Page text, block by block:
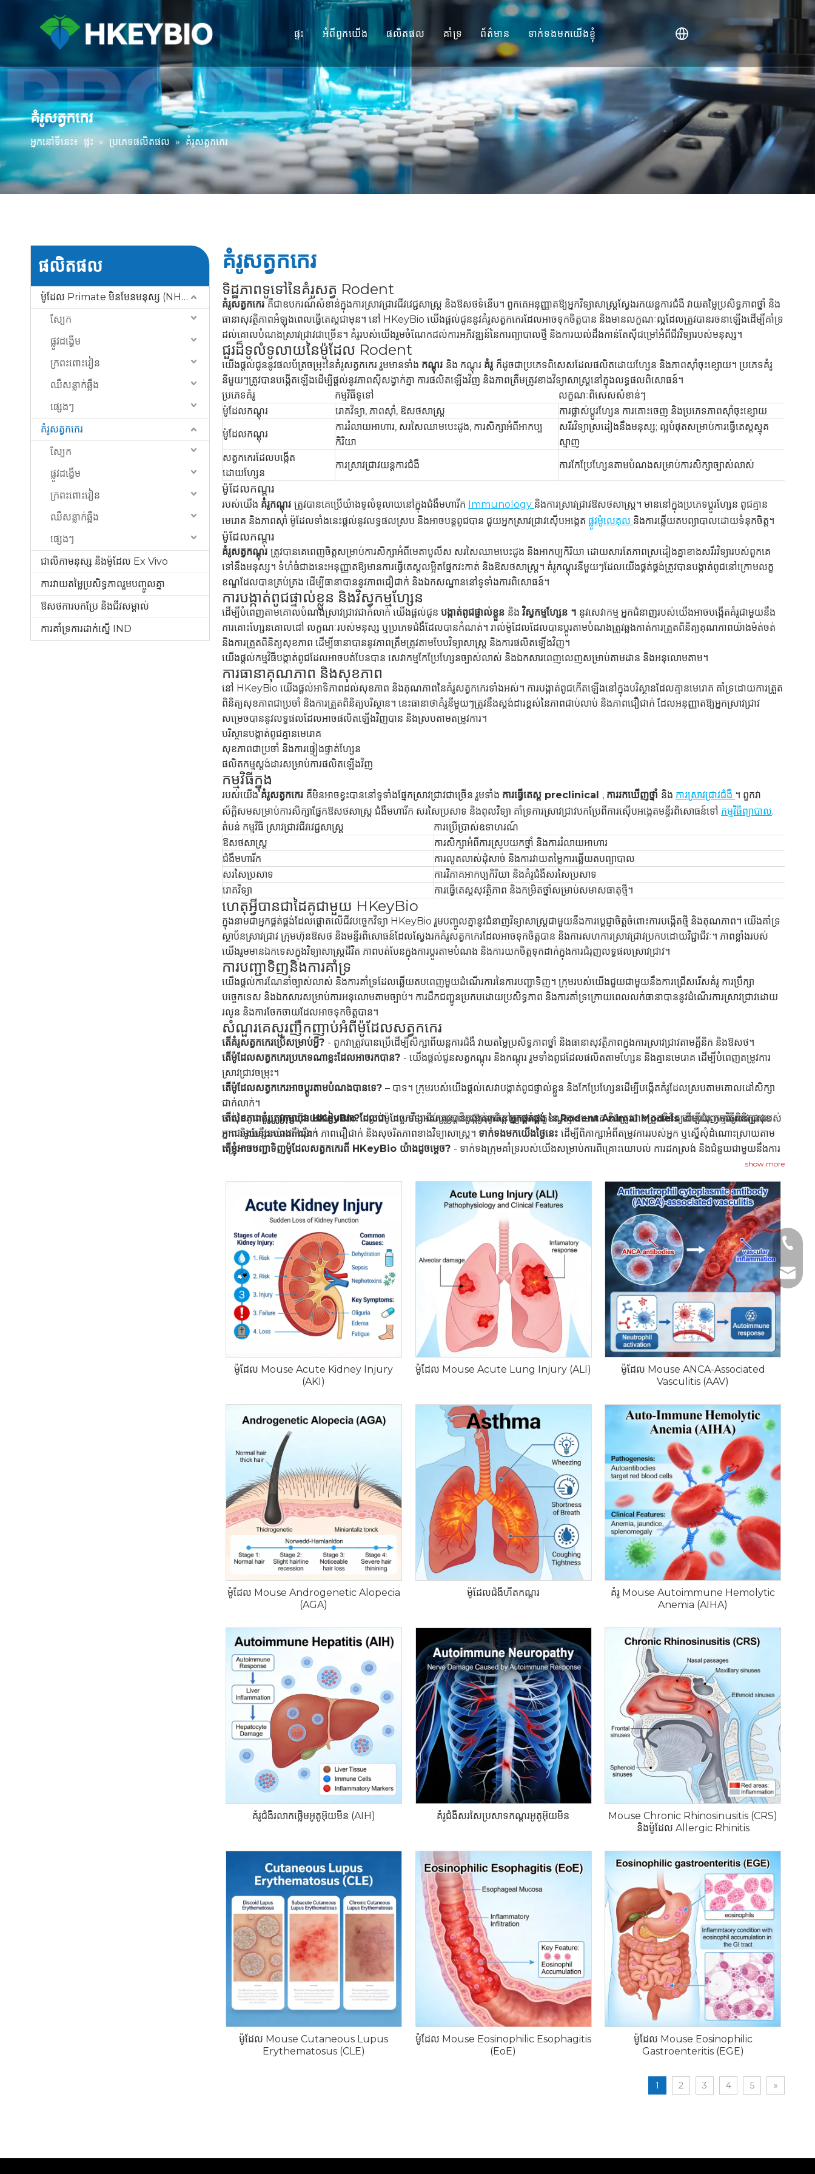
ផ្ទះ អំពីពួកយើង ផលិតផល
ម៉ូដែល Primate មិនមែនមនុស្ស (NHP)
គំរូសត្វកកេរ
ជាលិកាមនុស្ស និងម៉ូដែល Ex Vivo
ការវាយតម្លៃប្រសិទ្ធភាពរួមបញ្ចូលគ្នា
ឱសថការបកប្រែ និងជីវសម្គាល់
ការគាំទ្រការដាក់ស្នើ IND
គាំទ្រ
សេវាកម្ម
ទាញយក
សំណួរគេសួរញឹកញាប់
សក្ខីកម្មរបស់អតិថិជន
ព័ត៌មាន ទាក់ទងមកយើងខ្ញុំ
គំរូសត្វកកេរ
អ្នកនៅទីនេះ៖ ផ្ទះ » ប្រភេទផលិតផល » គំរូសត្វកកេរ
ផលិតផល
ម៉ូដែល Primate មិនមែនមនុស្ស (NHP)
ស្បែក
ផ្លូវដង្ហើម
ក្រពះពោះវៀន
ឈឺសន្លាក់ឆ្អឹង
ផ្សេងៗ
គំរូសត្វកកេរ
ស្បែក
ផ្លូវដង្ហើម
ក្រពះពោះវៀន
ឈឺសន្លាក់ឆ្អឹង
ផ្សេងៗ
ជាលិកាមនុស្ស និងម៉ូដែល Ex Vivo
ការវាយតម្លៃប្រសិទ្ធភាពរួមបញ្ចូលគ្នា
ឱសថការបកប្រែ និងជីវសម្គាល់
ការគាំទ្រការដាក់ស្នើ IND
គំរូសត្វកកេរ
ទិដ្ឋភាពទូទៅនៃគំរូសត្វ Rodent
គំរូសត្វកកេរ គឺជាឧបករណ៍សំខាន់ក្នុងការស្រាវជ្រាវជីវវេជ្ជសាស្ត្រ និងឱសថទំនើប។ ពួកគេអនុញ្ញាតឱ្យអ្នកវិទ្យាសាស្ត្រស្វែងរកយន្តការជំងឺ វាយតម្លៃប្រសិទ្ធភាពថ្នាំ និង
ធានាសុវត្ថិភាពអំឡុងពេលធ្វើតេស្តជាមុន។ នៅ HKeyBio យើងផ្តល់ជូននូវគំរូសត្វកកេរដែលអាចទុកចិត្តបាន និងមានលក្ខណៈល្អដែលត្រូវបានរចនាឡើងដើម្បីគាំទ្រ
ដល់គោលបំណងស្រាវជ្រាវជាច្រើន។ គំរូរបស់យើងរួមចំណែកដល់ការអភិវឌ្ឍន៍នៃការព្យាបាលថ្មី និងការយល់ដឹងកាន់តែស៊ីជម្រៅអំពីជីវវិទ្យារបស់មនុស្ស។
ជួរដ៏ទូលំទូលាយនៃម៉ូដែល Rodent
យើងផ្តល់ជូននូវផលប័ត្រចម្រុះនៃគំរូសត្វកកេរ រួមមានទាំង កណ្តុរ និង កណ្តុរ គំរូ ក៏ដូចជាប្រភេទពិសេសដែលផលិតដោយហ្សែន និងភាពស៊ាំចុះខ្សោយ។ ប្រភេទគំរូ
នីមួយៗត្រូវបានបង្កើតឡើងដើម្បីផ្តល់នូវភាពស៊ីសង្វាក់គ្នា ការផលិតឡើងវិញ និងភាពត្រឹមត្រូវខាងវិទ្យាសាស្ត្រនៅក្នុងលទ្ធផលពិសោធន៍។
ប្រភេទគំរូ
កម្មវិធីទូទៅ
លក្ខណៈពិសេសសំខាន់ៗ
ម៉ូដែលកណ្តុរ
រោគវិទ្យា, ភាពស៊ាំ, ឱសថសាស្ត្រ
ការផ្លាស់ប្តូរហ្សែន ការគោះចេញ និងប្រភេទភាពស៊ាំចុះខ្សោយ
ម៉ូដែលកណ្តុរ
ការរំលាយអាហារ, សរសៃឈាមបេះដូង, ការសិក្សាអំពីអាកប្ប
កិរិយា
សរីរវិទ្យាស្រដៀងនឹងមនុស្ស; ល្អបំផុតសម្រាប់ការធ្វើតេស្តស្មុគ
ស្មាញ
សត្វកកេរដែលបង្កើត
ដោយហ្សែន
ការស្រាវជ្រាវយន្តការជំងឺ ការកែប្រែហ្សែនតាមបំណងសម្រាប់ការសិក្សាច្បាស់លាស់
ម៉ូដែលកណ្តុរ
របស់យើង គំរូកណ្តុរ ត្រូវបានគេប្រើយ៉ាងទូលំទូលាយនៅក្នុងជំងឺមហារីក Immunology និងការស្រាវជ្រាវឱសថសាស្ត្រ។ មាននៅក្នុងប្រភេទប្តូរហ្សែន ពូជគ្មាន
មេរោគ និងភាពស៊ាំ ម៉ូដែលទាំងនេះផ្តល់នូវលទ្ធផលស្រប និងអាចបន្តពូជបាន ជួយអ្នកស្រាវជ្រាវស៊ើបអង្កេត ផ្លូវម៉ូលេគុល និងការឆ្លើយតបព្យាបាលដោយទំនុកចិត្ត។
ម៉ូដែលកណ្តុរ
គំរូសត្វកណ្តុរ ត្រូវបានគេពេញចិត្តសម្រាប់ការសិក្សាអំពីមេតាបូលីស សរសៃឈាមបេះដូង និងអាកប្បកិរិយា ដោយសារតែភាពស្រដៀងគ្នាខាងសរីរវិទ្យារបស់ពួកគេ
ទៅនឹងមនុស្ស។ ទំហំធំជាងនេះអនុញ្ញាតឱ្យមានការធ្វើតេស្តលម្អិតផ្នែកវះកាត់ និងឱសថសាស្ត្រ។ គំរូកណ្តុរនីមួយៗដែលយើងផ្គត់ផ្គង់ត្រូវបានបង្កាត់ពូជនៅក្រោមលក្ខ
ខណ្ឌដែលបានគ្រប់គ្រង ដើម្បីធានាបាននូវភាពជឿជាក់ និងឯកសណ្ឋាននៅទូទាំងការពិសោធន៍។
ការបង្កាត់ពូជផ្ទាល់ខ្លួន និងវិស្វកម្មហ្សែន
ដើម្បីបំពេញតាមគោលបំណងស្រាវជ្រាវជាក់លាក់ យើងផ្តល់ជូន បង្កាត់ពូជផ្ទាល់ខ្លួន និង វិស្វកម្មហ្សែន ។ នូវសេវាកម្ម អ្នកជំនាញរបស់យើងអាចបង្កើតគំរូជាមួយនឹង
ការគោះហ្សែនគោលដៅ លក្ខណៈរបស់មនុស្ស ឬប្រភេទជំងឺដែលបានកំណត់។ រាល់ម៉ូដែលដែលបានប្ដូរតាមបំណងត្រូវឆ្លងកាត់ការត្រួតពិនិត្យគុណភាពយ៉ាងម៉ត់ចត់
និងការត្រួតពិនិត្យសុខភាព ដើម្បីធានាបាននូវភាពត្រឹមត្រូវតាមបែបវិទ្យាសាស្ត្រ និងការផលិតឡើងវិញ។
យើងផ្តល់កម្មវិធីបង្កាត់ពូជដែលអាចបត់បែនបាន សេវាកម្មកែប្រែហ្សែនច្បាស់លាស់ និងឯកសារពេញលេញសម្រាប់តាមដាន និងអនុលោមតាម។
ការធានាគុណភាព និងសុខភាព
នៅ HKeyBio យើងផ្តល់អាទិភាពដល់សុខភាព និងគុណភាពនៃគំរូសត្វកកេរទាំងអស់។ ការបង្កាត់ពូជកើតឡើងនៅក្នុងបរិស្ថានដែលគ្មានមេរោគ គាំទ្រដោយការត្រួត
ពិនិត្យសុខភាពជាប្រចាំ និងការត្រួតពិនិត្យបរិស្ថាន។ នេះធានាថាគំរូនីមួយៗត្រូវនឹងស្តង់ដារខ្ពស់នៃភាពជាប់លាប់ និងភាពជឿជាក់ ដែលអនុញ្ញាតឱ្យអ្នកស្រាវជ្រាវ
សម្រេចបាននូវលទ្ធផលដែលអាចផលិតឡើងវិញបាន និងស្របតាមតម្រូវការ។
បរិស្ថានបង្កាត់ពូជគ្មានមេរោគ
សុខភាពជាប្រចាំ និងការផ្ទៀងផ្ទាត់ហ្សែន
ផលិតកម្មស្តង់ដារសម្រាប់ការផលិតឡើងវិញ
កម្មវិធីក្នុង
របស់យើងគំរូសត្វកកេរ គឺមិនអាចខ្វះបាននៅទូទាំងផ្នែកស្រាវជ្រាវជាច្រើន រួមទាំង ការធ្វើតេស្ត preclinical , ការរកឃើញថ្នាំ និង ការស្រាវជ្រាវជំងឺ ។ ពួកវា
ស័ក្តិសមសម្រាប់ការសិក្សាផ្នែកឱសថសាស្ត្រ ជំងឺមហារីក សរសៃប្រសាទ និងពុលវិទ្យា គាំទ្រការស្រាវជ្រាវបកប្រែពីការស៊ើបអង្កេតមន្ទីរពិសោធន៍ទៅ កម្មវិធីព្យាបាល.
តំបន់ កម្មវិធី ស្រាវជ្រាវជីវវេជ្ជសាស្ត្រ
ការប្រើប្រាស់ឧទាហរណ៍
ឱសថសាស្ត្រ
ការសិក្សាអំពីការស្រូបយកថ្នាំ និងការរំលាយអាហារ
ជំងឺមហារីក
ការលូតលាស់ដុំសាច់ និងការវាយតម្លៃការឆ្លើយតបព្យាបាល
សរសៃប្រសាទ
ការវិភាគអាកប្បកិរិយា និងគំរូជំងឺសរសៃប្រសាទ
រោគវិទ្យា
ការធ្វើតេស្តសុវត្ថិភាព និងកម្រិតថ្នាំសម្រាប់សមាសធាតុថ្មី។
ហេតុអ្វីបានជាដៃគូជាមួយ HKeyBio
ក្នុងនាមជាអ្នកផ្គត់ផ្គង់ដែលផ្តោតលើជីវបច្ចេកវិទ្យា HKeyBio រួមបញ្ចូលគ្នានូវជំនាញវិទ្យាសាស្ត្រជាមួយនឹងការប្តេជ្ញាចិត្តចំពោះការបង្កើតថ្មី និងគុណភាព។ យើងគាំទ្រ
ស្ថាប័នស្រាវជ្រាវ ក្រុមហ៊ុនឱសថ និងមន្ទីរពិសោធន៍ដែលស្វែងរកគំរូសត្វកកេរដែលអាចទុកចិត្តបាន និងការសហការស្រាវជ្រាវប្រកបដោយវិជ្ជាជីវៈ។ ភាពខ្លាំងរបស់
យើងរួមមានឯកទេសក្នុងវិទ្យាសាស្ត្រជីវិត ភាពបត់បែនក្នុងការប្ដូរតាមបំណង និងការយកចិត្តទុកដាក់ក្នុងការជំរុញលទ្ធផលស្រាវជ្រាវ។
ការបញ្ជាទិញនិងការគាំទ្រ
យើងផ្តល់ការណែនាំច្បាស់លាស់ និងការគាំទ្រដែលឆ្លើយតបពេញមួយដំណើរការនៃការបញ្ជាទិញ។ ក្រុមរបស់យើងជួយជាមួយនឹងការជ្រើសរើសគំរូ ការប្រឹក្សា
បច្ចេកទេស និងឯកសារសម្រាប់ការអនុលោមតាមច្បាប់។ ការដឹកជញ្ជូនប្រកបដោយប្រសិទ្ធភាព និងការគាំទ្រក្រោយពេលលក់ធានាបាននូវដំណើរការស្រាវជ្រាវដោយ
រលូន និងការចែកចាយដែលអាចទុកចិត្តបាន។
សំណួរគេសួរញឹកញាប់អំពីម៉ូដែលសត្វកកេរ
តើគំរូសត្វកកេរប្រើសម្រាប់អ្វី? - ពួកវាត្រូវបានប្រើដើម្បីសិក្សាពីយន្តការជំងឺ វាយតម្លៃប្រសិទ្ធភាពថ្នាំ និងធានាសុវត្ថិភាពក្នុងការស្រាវជ្រាវតាមគ្លីនិក និងឱសថ។
តើម៉ូដែលសត្វកកេរប្រភេទណាខ្លះដែលអាចរកបាន? - យើងផ្តល់ជូនសត្វកណ្ដុរ និងកណ្តុរ រួមទាំងពូជដែលផលិតតាមហ្សែន និងគ្មានមេរោគ ដើម្បីបំពេញតម្រូវការ
ស្រាវជ្រាវចម្រុះ។
តើម៉ូដែលសត្វកកេរអាចប្ដូរតាមបំណងបានទេ? – បាទ។ ក្រុមរបស់យើងផ្តល់សេវាបង្កាត់ពូជផ្ទាល់ខ្លួន និងកែប្រែហ្សែនដើម្បីបង្កើតគំរូដែលស្របតាមគោលដៅសិក្សា
ជាក់លាក់។
តើ​សុខភាព​គំរូ​ត្រូវ​រក្សា​ដោយ​របៀប​ណា?- គ្រប់ម៉ូដែលទាំងអស់ត្រូវបានបង្កាត់ពូជនៅក្រោមលក្ខខណ្ឌគ្មានមេរោគ និងត្រូវបានត្រួតពិនិត្យតាមរយៈកម្មវិធីពិនិត្យសុខ
ភាព និងហ្សែនយ៉ាងតឹងរ៉ឹង។
តើខ្ញុំអាចបញ្ជាទិញម៉ូដែលសត្វកកេរពី HKeyBio យ៉ាងដូចម្តេច? - ទាក់ទងក្រុមគាំទ្ររបស់យើងសម្រាប់ការពិគ្រោះយោបល់ ការដកស្រង់ និងជំនួយជាមួយនឹងការ
ចាប់ដៃគូជាមួយក្រុមហ៊ុន HKeyBio ដែលជាបច្ចេកវិទ្យាជីវសាស្ត្រដ៏គួរឱ្យទុកចិត្តអ្នកផ្គត់ផ្គង់នៃRodent Animal Modelsដើម្បីជំរុញការស្រាវជ្រាវរបស់
អ្នកជាមួយនឹងភាពជាក់លាក់ ភាពជឿជាក់ និងសុចរិតភាពខាងវិទ្យាសាស្ត្រ។ ទាក់ទងមកយើងថ្ងៃនេះ ដើម្បីពិភាក្សាអំពីតម្រូវការរបស់អ្នក ឬស្នើសុំដំណោះស្រាយតាម
តម្រូវការ។
show more
ម៉ូដែល Mouse Acute Kidney Injury
(AKI)
ម៉ូដែល Mouse Acute Lung Injury (ALI)
ម៉ូដែល Mouse ANCA-Associated
Vasculitis (AAV)
ម៉ូដែល Mouse Androgenetic Alopecia
(AGA)
ម៉ូដែលជំងឺហឺតកណ្ដុរ
គំរូ Mouse Autoimmune Hemolytic
Anemia (AIHA)
គំរូជំងឺរលាកថ្លើមអូតូអ៊ុយមីន (AIH) គំរូជំងឺសរសៃប្រសាទកណ្ដុរអូតូអ៊ុយមីន
Mouse Chronic Rhinosinusitis (CRS)
និងម៉ូដែល Allergic Rhinitis
ម៉ូដែល Mouse Cutaneous Lupus
Erythematosus (CLE)
ម៉ូដែល Mouse Eosinophilic Esophagitis
(EoE)
ម៉ូដែល Mouse Eosinophilic
Gastroenteritis (EGE)
1 2 3 4 5 »
+1
+86-